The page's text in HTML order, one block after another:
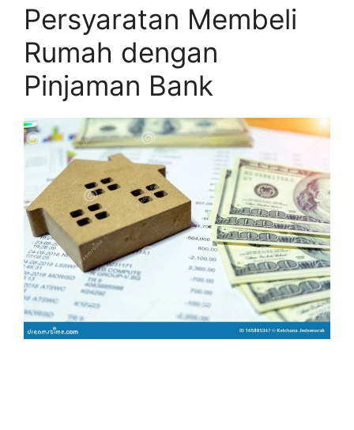
Persyaratan Membeli
Rumah dengan
Pinjaman Bank